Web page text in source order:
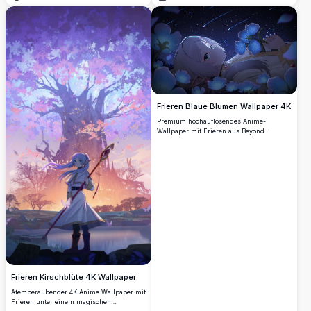
Blumen unter einem sternenklaren
Nachthimmel steht. Die Milchstraße
erleuchtet die Szene und schafft eine
magische und friedliche Atmosphäre,
perfekt für Anime-Enthusiasten, die
atemberaubende Fantasy-Landschaften
suchen.
Frieren Kirschblüte 4K Wallpaper
Atemberaubender 4K Anime Wallpaper mit
Frieren unter einem magischen
Frieren Blaue Blumen Wallpaper 4K
Premium hochauflösendes Anime-
Wallpaper mit Frieren aus Beyond